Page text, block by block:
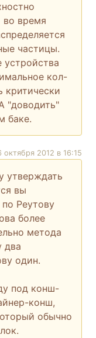
во время
частицы.
кол-
критически
"доводить"
баке.
октября 2012 в 16:15
утверждать
вы
Реутову
более
метода
два
один.
под конш-
конш,
обычно